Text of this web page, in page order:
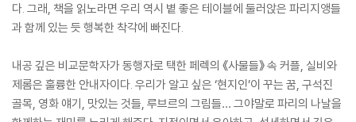
다. 그래, 책을 읽노라면 우리 역시 볕 좋은 테이블에 둘러앉은 파리지앵들
과 함께 있는 듯 행복한 착각에 빠진다.
내공 깊은 비교문학자가 동행자로 택한 페렉의 《사물들》 속 커플, 실비와
제롬은 훌륭한 안내자이다. 우리가 알고 싶은 ‘현지인’이 꾸는 꿈, 구석진
골목, 영화 얘기, 맛있는 것들, 루브르의 그림들… 그야말로 파리의 나날을